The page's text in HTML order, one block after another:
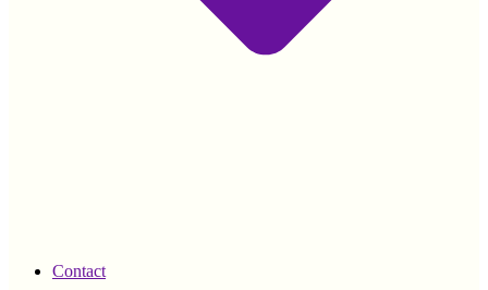
Contact